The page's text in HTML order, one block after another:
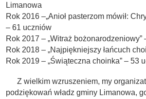
Limanowa
Rok 2016 –„Anioł pasterzom mówił:
– 61 uczniów
Rok 2017 – „Witraż bożonarodzeniowy”
Rok 2018 – „Najpiękniejszy łańcuch
Rok 2019 – „Świąteczna choinka” – 53
Z wielkim wzruszeniem, my
podziękowań władz gminy Limanowa,